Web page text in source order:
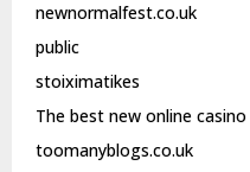
newnormalfest.co.uk
public
stoiximatikes
The best new online casino
toomanyblogs.co.uk